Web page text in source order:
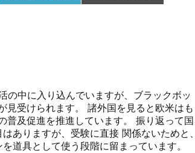
中に入り込んでいますが、ブラックボッ
見受けられます。 諸外国を見ると欧米はも
普及促進を推進しています。 振り返って国
ありますが、受験に直接 関係ないためと、
道具として使う段階に留まっています。